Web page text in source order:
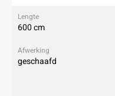
600 cm
geschaafd